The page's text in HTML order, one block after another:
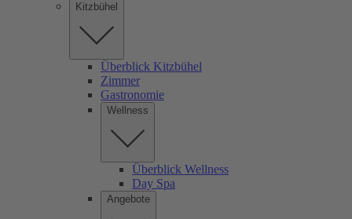
Kitzbühel
Überblick Kitzbühel
Zimmer
Gastronomie
Wellness
Überblick Wellness
Day Spa
Angebote